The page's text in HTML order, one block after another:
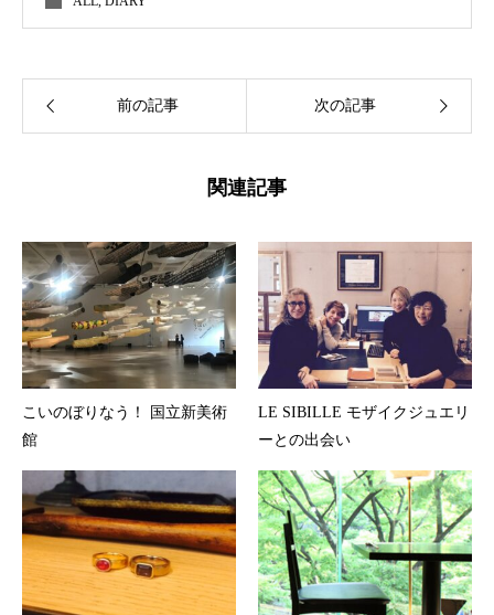
前の記事 次の記事
関連記事
こいのぼりなう！ 国立新美術
館
LE SIBILLE モザイクジュエリ
ーとの出会い